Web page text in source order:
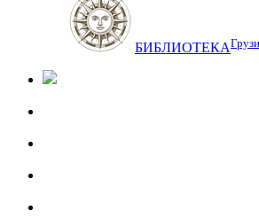
БИБЛИОТЕКА